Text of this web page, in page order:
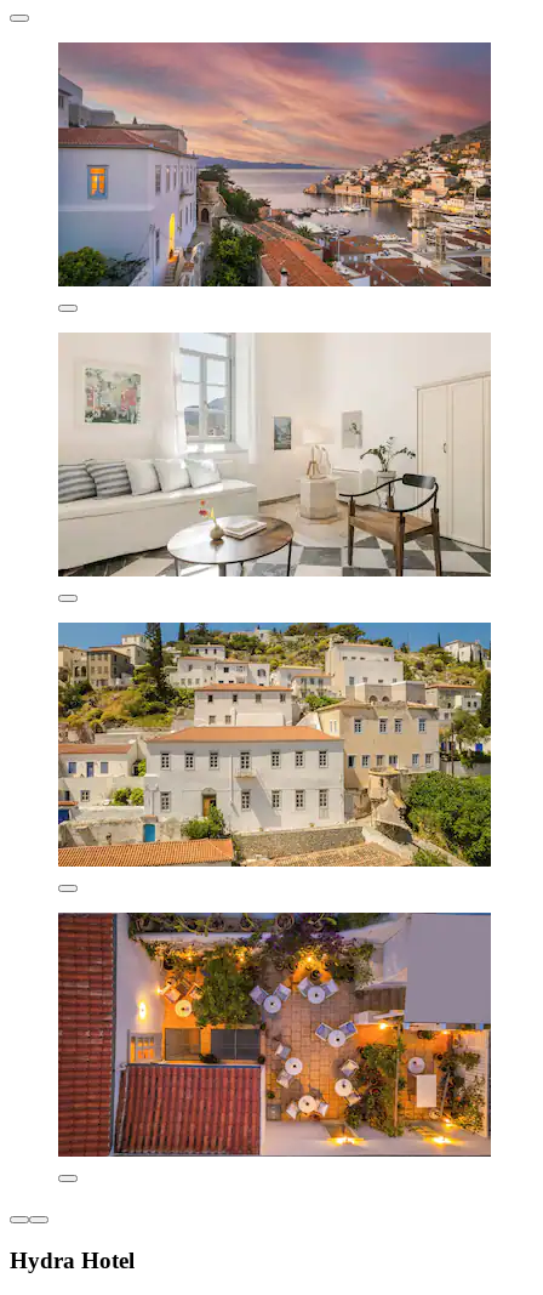
Hydra Hotel